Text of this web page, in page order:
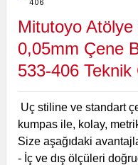
Mitutoyo Atölye
0,05mm Çene
533-406 Teknik
Uç stiline ve standart
kumpas ile, kolay,
Size aşağıdaki
- İç ve dış ölçüleri